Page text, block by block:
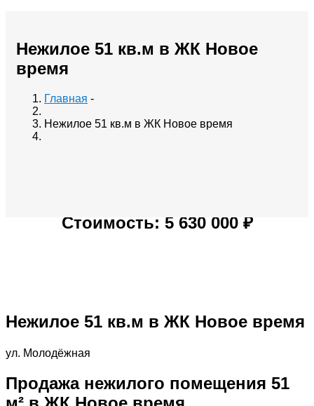
Нежилое 51 кв.м в ЖК Новое
время
Главная -
Нежилое 51 кв.м в ЖК Новое время
Стоимость: 5 630 000 ₽
Нежилое 51 кв.м в ЖК Новое время
ул. Молодёжная
Продажа нежилого помещения 51